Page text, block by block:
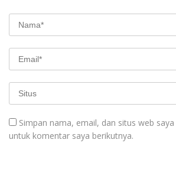
Simpan nama, email, dan situs web
untuk komentar saya berikutnya.